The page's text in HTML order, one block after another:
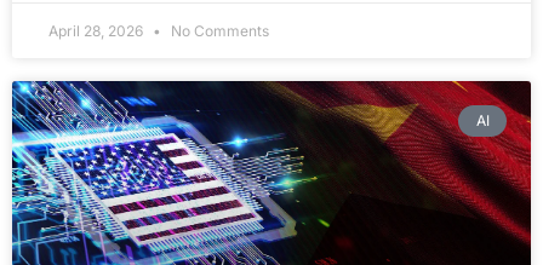
April 28, 2026 No Comments
AI